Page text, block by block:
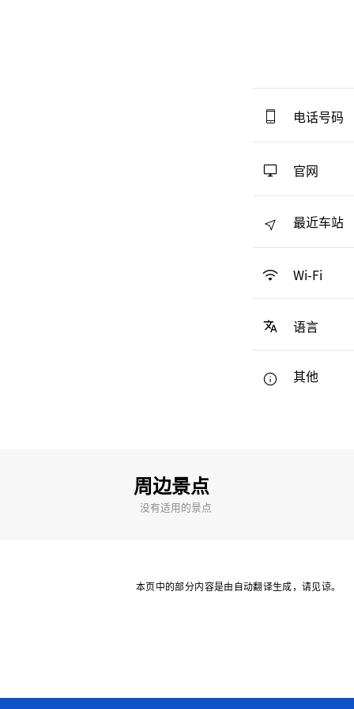
电话号码
官网
最近车站
Wi-Fi
语言
其他
周边景点
没有适用的景点
本页中的部分内容是由自动翻译生成，请见谅。